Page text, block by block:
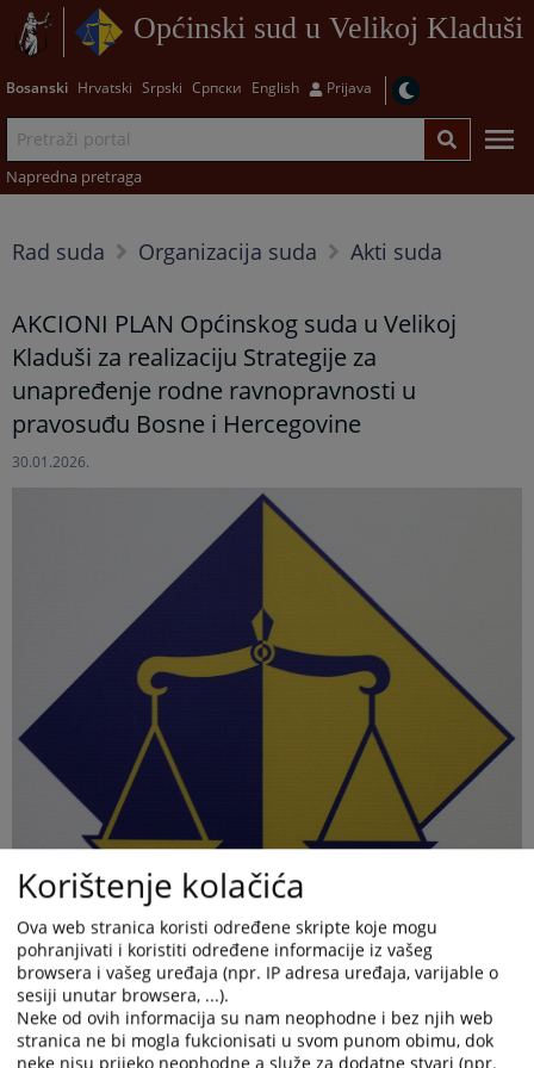
Općinski sud u Velikoj Kladuši
Bosanski Hrvatski Srpski Српски English Prijava
Napredna pretraga
Rad suda Organizacija suda Akti suda
AKCIONI PLAN Općinskog suda u Velikoj
Kladuši za realizaciju Strategije za
unapređenje rodne ravnopravnosti u
pravosuđu Bosne i Hercegovine
30.01.2026.
Korištenje kolačića
Ova web stranica koristi određene skripte koje mogu
pohranjivati i koristiti određene informacije iz vašeg
browsera i vašeg uređaja (npr. IP adresa uređaja, varijable o
sesiji unutar browsera, ...).
Neke od ovih informacija su nam neophodne i bez njih web
stranica ne bi mogla fukcionisati u svom punom obimu, dok
neke nisu prijeko neophodne a služe za dodatne stvari (npr.